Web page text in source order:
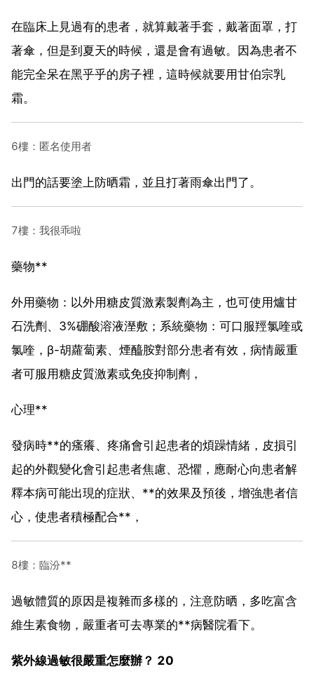
在臨床上見過有的患者，就算戴著手套，戴著面罩，打
著傘，但是到夏天的時候，還是會有過敏。因為患者不
能完全呆在黑乎乎的房子裡，這時候就要用甘伯宗乳
霜。
6樓：匿名使用者
出門的話要塗上防晒霜，並且打著雨傘出門了。
7樓：我很乖啦
藥物**
外用藥物：以外用糖皮質激素製劑為主，也可使用爐甘
石洗劑、3%硼酸溶液溼敷；系統藥物：可口服羥氯喹或
氯喹，β-胡蘿蔔素、煙醯胺對部分患者有效，病情嚴重
者可服用糖皮質激素或免疫抑制劑，
心理**
發病時**的瘙癢、疼痛會引起患者的煩躁情緒，皮損引
起的外觀變化會引起患者焦慮、恐懼，應耐心向患者解
釋本病可能出現的症狀、**的效果及預後，增強患者信
心，使患者積極配合**，
8樓：臨汾**
過敏體質的原因是複雜而多樣的，注意防晒，多吃富含
維生素食物，嚴重者可去專業的**病醫院看下。
紫外線過敏很嚴重怎麼辦？ 20